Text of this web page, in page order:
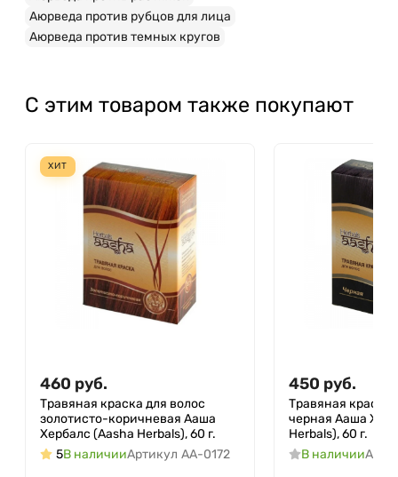
Аюрведа против рубцов для лица
Аюрведа против темных кругов
С этим товаром также покупают
ХИТ
460 руб.
Травяная краска для волос
золотисто-коричневая Ааша
Хербалс (Aasha Herbals), 60 г.
5В наличииАртикул AA-0172
450 руб.
Травяная краска
черная Ааша
Herbals), 60 г.
В наличии